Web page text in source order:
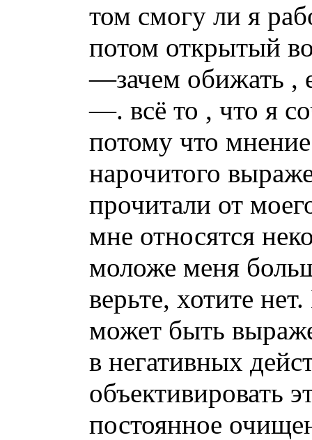
том смогу ли я
потом открытый
—зачем обижать ,
—. всё то , что я
потому что
нарочитого
прочитали от
мне относятся
моложе меня
верьте, хотите
может быть
в негативных
объективировать
постоянное